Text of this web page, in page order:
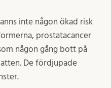
inte någon ökad risk
prostatacancer
någon gång bott på
De fördjupade